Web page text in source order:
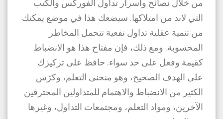
من خلال نصائح وأسرار تداول الفوركس والكتب
التي لابد من امتلاكها. سيضعك هذا في موضع يمكنك
من تنمية عقلية تداول نفعية تتحمل المخاطر
المحسوبة. ومع ذلك، فإن مفتاح هذا هو الانضباط
كقيمة وفعل على حد سواء. حافظ على تركيزك
على الهدف الصحيح، وهو منحنى التعلم، وكرّس
الكثير من الانضباط والاهتمام للمتداولين المحترفين
الآخرين، ومواد التعلم، ومجتمعات التداول، وغيرها